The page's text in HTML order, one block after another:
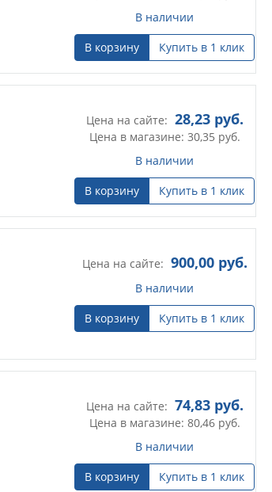
В наличии
В корзину
Купить в 1 клик
Цена на сайте: 28,23руб.
Цена в магазине: 30,35 руб.
В наличии
В корзину
Купить в 1 клик
Цена на сайте: 900,00руб.
В наличии
В корзину
Купить в 1 клик
Цена на сайте: 74,83руб.
Цена в магазине: 80,46руб.
В наличии
В корзину
Купить в 1 клик